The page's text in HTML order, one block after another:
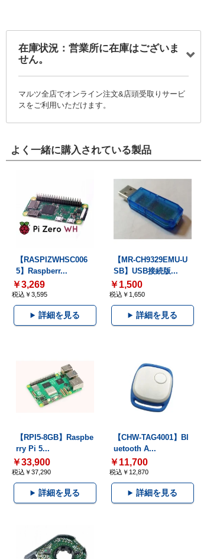
在庫状況：営業所に在庫はございま
せん。
マルツ全店でオンライン注文&店頭受取りサービ
スをご利用いただけます。
よく一緒に購入されている製品
【RASPIZWHSC006
5】Raspberr...
￥3,269
税込￥3,595
詳細を見る
【MR-CH9329EMU-U
SB】USB接続版...
￥1,500
税込￥1,650
詳細を見る
【RPI5-8GB】Raspbe
rry Pi 5...
￥33,900
税込￥37,290
詳細を見る
【CHW-TAG4001】Bl
uetooth A...
￥11,700
税込￥12,870
詳細を見る